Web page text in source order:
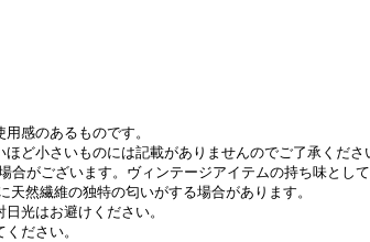
感のあるものです。
ど小さいものには記載がありませんのでご了承くださ
がございます。ヴィンテージアイテムの持ち味とし
然繊維の独特の匂いがする場合があります。
光はお避けください。
ださい。